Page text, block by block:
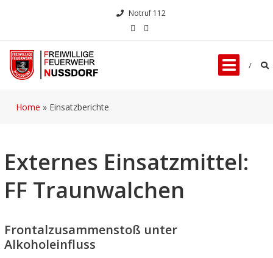
Notruf 112
Home » Einsatzberichte
Externes Einsatzmittel:
FF Traunwalchen
Frontalzusammenstoß unter
Alkoholeinfluss